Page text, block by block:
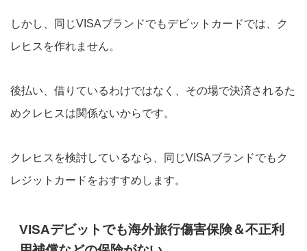
しかし、同じVISAブランドでもデビットカードでは、ク
レヒスを作れません。
後払い、借りているわけではなく、その場で決済されるた
めクレヒスは関係ないからです。
クレヒスを検討しているなら、同じVISAブランドでもク
レジットカードをおすすめします。
VISAデビットでも海外旅行傷害保険＆不正利